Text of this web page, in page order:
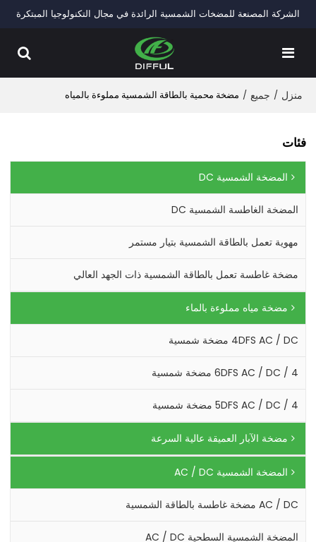
الشركة المصنعة للمضخات الشمسية الرائدة في مجال التكنولوجيا المبتكرة
منزل / جميع / مضخة محمية بالطاقة الشمسية مملوءة بالمياه
فئات
المضخة الشمسية DC
المضخة الغاطسة الشمسية DC
مهوية تعمل بالطاقة الشمسية بتيار مستمر
مضخة غاطسة تعمل بالطاقة الشمسية ذات الجهد العالي
مضخة مياه مملوءة بالماء
4DFS AC / DC مضخة شمسية
4 / 6DFS AC / DC مضخة شمسية
4 / 5DFS AC / DC مضخة شمسية
مضخة الآبار العميقة عالية السرعة
المضخة الشمسية AC / DC
AC / DC مضخة غاطسة بالطاقة الشمسية
المضخة الشمسية السطحية AC / DC